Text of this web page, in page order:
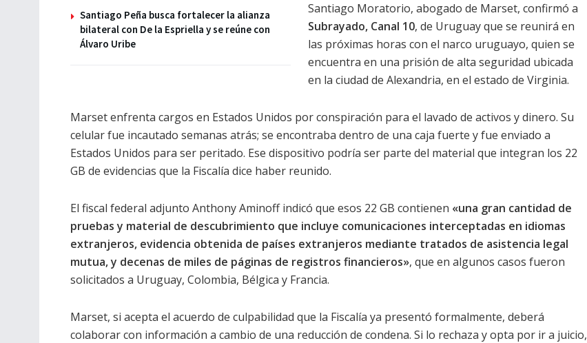
Santiago Peña busca fortalecer la alianza
bilateral con De la Espriella y se reúne con
Álvaro Uribe
Santiago Moratorio, abogado de Marset, confirmó a
Subrayado, Canal 10, de Uruguay que se reunirá en
las próximas horas con el narco uruguayo, quien se
encuentra en una prisión de alta seguridad ubicada
en la ciudad de Alexandria, en el estado de Virginia.
Marset enfrenta cargos en Estados Unidos por conspiración para el lavado de activos y dinero. Su
celular fue incautado semanas atrás; se encontraba dentro de una caja fuerte y fue enviado a
Estados Unidos para ser peritado. Ese dispositivo podría ser parte del material que integran los 22
GB de evidencias que la Fiscalía dice haber reunido.
El fiscal federal adjunto Anthony Aminoff indicó que esos 22 GB contienen «una gran cantidad de
pruebas y material de descubrimiento que incluye comunicaciones interceptadas en idiomas
extranjeros, evidencia obtenida de países extranjeros mediante tratados de asistencia legal
mutua, y decenas de miles de páginas de registros financieros», que en algunos casos fueron
solicitados a Uruguay, Colombia, Bélgica y Francia.
Marset, si acepta el acuerdo de culpabilidad que la Fiscalía ya presentó formalmente, deberá
colaborar con información a cambio de una reducción de condena. Si lo rechaza y opta por ir a juicio,